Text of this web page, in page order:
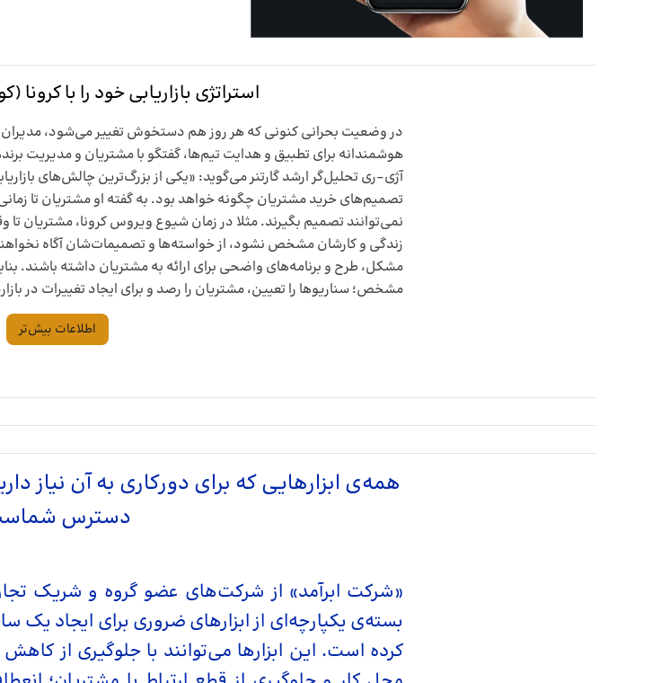
استراتژی بازاریابی خود را با کرونا (کووید-19)
هوشمندانه برای تطبیق و هدایت تیم‌‌ها، گفتگو با مشتریان‌ و مدیریت
آژی-ری تحلیل‌گر ارشد گارتنر می‌گوید: «یکی از بزرگ‌ترین چالش‌های
تصمیم‌های خرید مشتریان چگونه خواهد بود. به گفته او مشتریان تا
زندگی و کارشان مشخص نشود، از خواسته‌ها و تصمیمات‌شان آگاه نخواهند
مشکل، طرح و برنامه‌های واضحی برای ارائه به مشتریان داشته باشند.
مشخص؛ سناریوها را تعیین، مشتریان را رصد و برای ایجاد تغییرات در
اطلاعات بیش‌تر
همه‌ی ابزارهایی که برای دورکاری به آن نیاز
دسترس
«شرکت ابرآمد» از شرکت‌های عضو گروه و شریک
بسته‌ی یکپارچه‌ای از ابزارهای ضروری برای ایجاد یک
کرده است. این ابزارها می‌توانند با جلوگیری از